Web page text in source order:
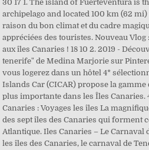
30 17 1. The island of Fuerteventura is
archipelago and located 100 km (62
raison du bon climat et du cadre
appréciées des touristes. Nouveau
aux îles Canaries ! 18 10 2. 2019 -
tenerife" de Medina Marjorie sur
vous logerez dans un hôtel 4*
Islands Car (CICAR) propose la
plus importante dans les Îles Canaries.
Canaries : Voyages les îles La
des sept îles des Canaries qui forment
Atlantique. Iles Canaries – Le Carnaval
les îles des Canaries, le carnaval de